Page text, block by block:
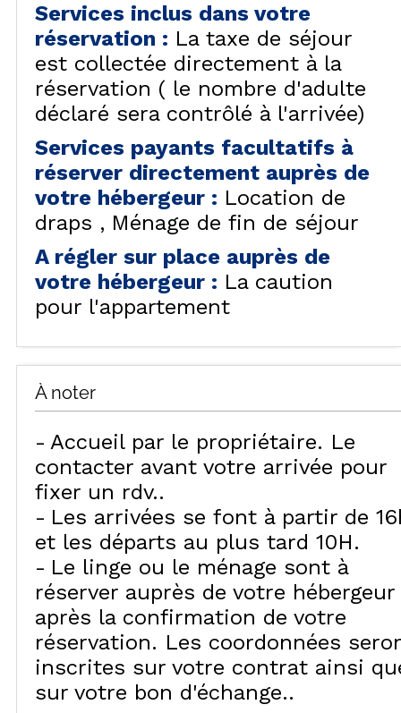
Services inclus dans votre
réservation : La taxe de séjour
est collectée directement à la
réservation ( le nombre d'adulte
déclaré sera contrôlé à l'arrivée)
Services payants facultatifs à
réserver directement auprès de
votre hébergeur : Location de
draps
Ménage de fin de séjour
A régler sur place auprès de
votre hébergeur : La caution
pour l'appartement
À noter
Accueil par le propriétaire. Le
contacter avant votre arrivée pour
fixer un rdv.
Les arrivées se font à partir de
et les départs au plus tard 10H
Le linge ou le ménage sont à
réserver auprès de votre hébergeur
après la confirmation de votre
réservation. Les coordonnées
inscrites sur votre contrat ainsi
sur votre bon d'échange.